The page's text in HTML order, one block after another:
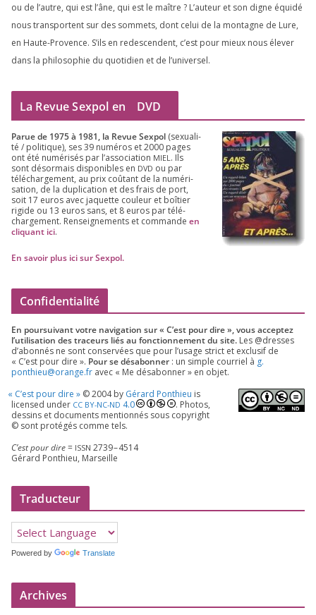
ou de l’autre, qui est l’âne, qui est le maître ? L’auteur et son digne équi­dé
nous trans­portent sur des som­mets, dont celui de la mon­tagne de Lure,
en Haute-Provence. S’ils en redes­cendent, c’est pour mieux nous éle­ver
dans la phi­lo­so­phie du quo­ti­dien et de l’universel.
La Revue Sexpol en DVD
Parue de 1975à 1981, la Revue Sex­pol (sexua­li­
té /​ poli­tique), ses39 numé­ros et2000 pages
ont été numé­ri­sés par l’as­so­cia­tion MIEL. Ils
sont désor­mais dis­po­nibles en DVD ou par
télé­char­ge­ment, au prix coû­tant de la numé­ri­
sa­tion, de la dupli­ca­tion et des frais de port,
soit 17 euros avec jaquette cou­leur et boî­tier
rigide ou 13 euros sans, et 8 euros par télé­
char­ge­ment. Ren­sei­gne­ments et com­mande en
cli­quant ici.
En savoir plus ici sur Sexpol.
Confidentialité
En pour­sui­vant votre navi­ga­tion sur « C’est pour dire », vous accep­tez
l’utilisation des tra­ceurs liés au fonc­tion­ne­ment du site. Les @dresses
d’a­bon­nés ne sont conser­vées que pour l’u­sage strict et exclu­sif de
« C’est pour dire ». Pour se désa­bon­ner : un simple cour­riel à g.​
ponthieu@​orange.​fr avec « Me désa­bon­ner » en objet.
« C’est pour dire » ©2004by Gérard Ponthieu is
licen­sed under CC BY-NC-ND 4.0
. Photos,
des­sins et docu­ments men­tion­nés sous copy­right
© sont pro­té­gés comme tels.
C’est pour dire= ISSN 2739–4514
Gérard Ponthieu, Marseille
Traducteur
Powered by Translate
Archives